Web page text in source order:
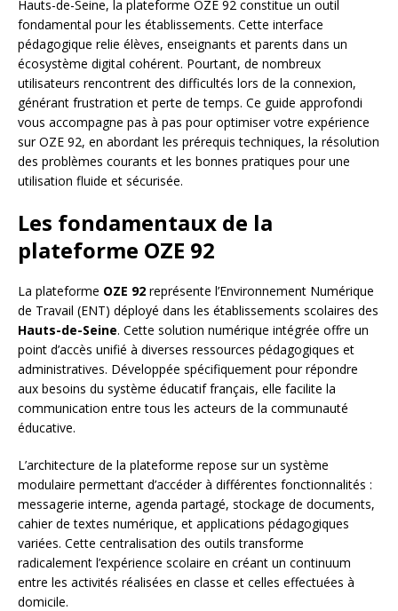
Hauts-de-Seine, la plateforme OZE 92 constitue un outil
fondamental pour les établissements. Cette interface
pédagogique relie élèves, enseignants et parents dans un
écosystème digital cohérent. Pourtant, de nombreux
utilisateurs rencontrent des difficultés lors de la connexion,
générant frustration et perte de temps. Ce guide approfondi
vous accompagne pas à pas pour optimiser votre expérience
sur OZE 92, en abordant les prérequis techniques, la résolution
des problèmes courants et les bonnes pratiques pour une
utilisation fluide et sécurisée.
Les fondamentaux de la
plateforme OZE 92
La plateforme OZE 92 représente l’Environnement Numérique
de Travail (ENT) déployé dans les établissements scolaires des
Hauts-de-Seine. Cette solution numérique intégrée offre un
point d’accès unifié à diverses ressources pédagogiques et
administratives. Développée spécifiquement pour répondre
aux besoins du système éducatif français, elle facilite la
communication entre tous les acteurs de la communauté
éducative.
L’architecture de la plateforme repose sur un système
modulaire permettant d’accéder à différentes fonctionnalités :
messagerie interne, agenda partagé, stockage de documents,
cahier de textes numérique, et applications pédagogiques
variées. Cette centralisation des outils transforme
radicalement l’expérience scolaire en créant un continuum
entre les activités réalisées en classe et celles effectuées à
domicile.